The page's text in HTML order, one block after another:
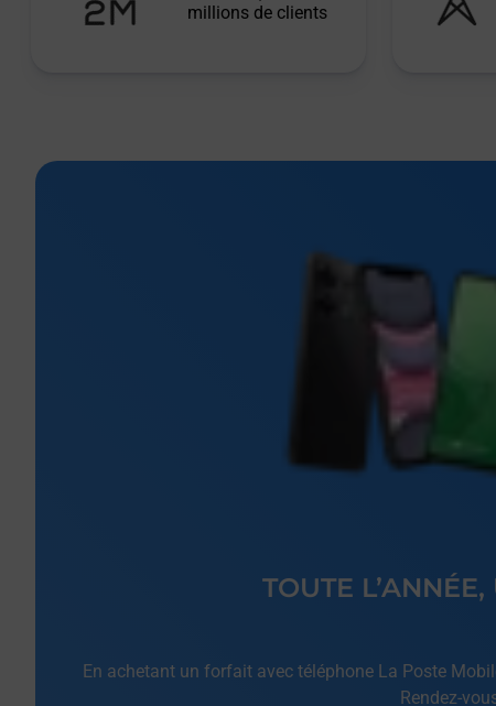
millions de clients
TOUTE
En achetant un forfait avec téléphone La Poste
Rendez-